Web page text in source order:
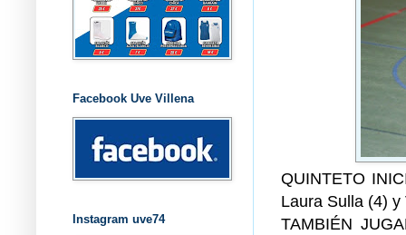
QUINTETO
Laura Sulla (4)
TAMBIÉN
Facebook Uve Villena
Instagram uve74